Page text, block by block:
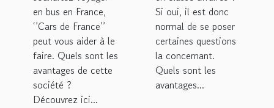
en bus en France,
‘’Cars de France’’
peut vous aider à le
faire. Quels sont les
avantages de cette
société ?
Découvrez ici...
Si oui, il est donc
normal de se poser
certaines questions
la concernant.
Quels sont les
avantages...